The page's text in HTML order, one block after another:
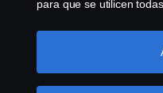
para que se utilicen
haciendo clic en
seleccionando las